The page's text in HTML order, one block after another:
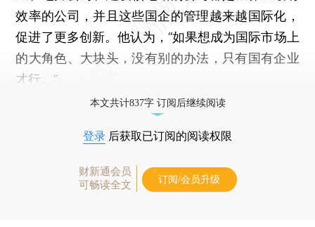
效率的公司，并且这些国企的管理越来越国际化，
促进了更多创新。他认为，“如果想成为国际市场上
的大角色、大块头，没有别的办法，只有国有企业
才行。”
本文共计837字 订阅后继续阅读
登录 后获取已订阅的阅读权限
财新通会员
可畅读全文
订阅/会员升级